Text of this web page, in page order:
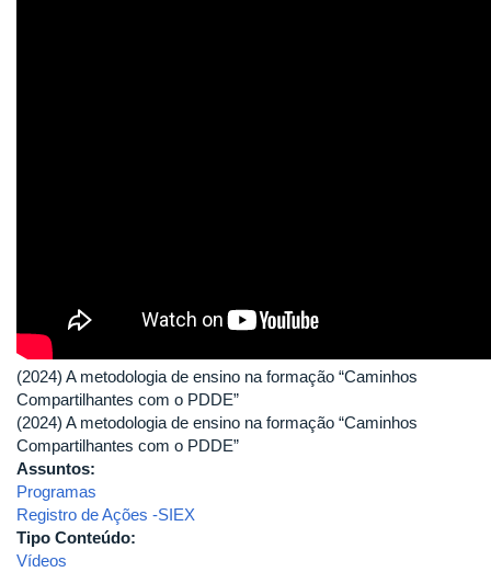
(2024) A metodologia de ensino na formação “Caminhos
Compartilhantes com o PDDE”
(2024) A metodologia de ensino na formação “Caminhos
Compartilhantes com o PDDE”
Assuntos:
Programas
Registro de Ações -SIEX
Tipo Conteúdo:
Vídeos